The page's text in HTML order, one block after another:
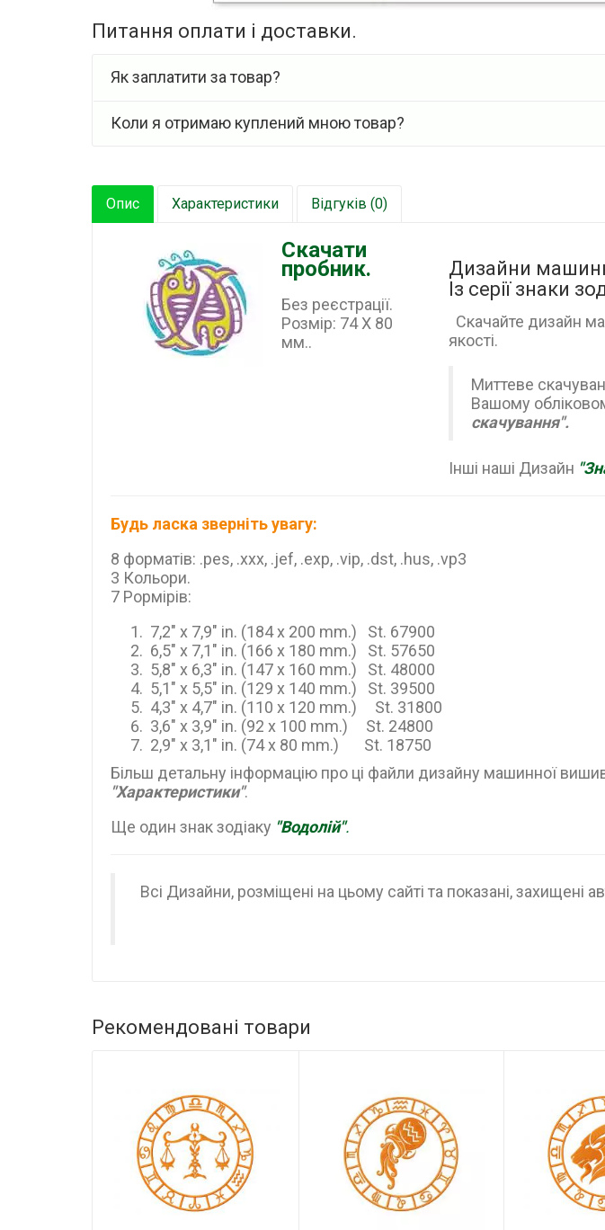
Питання оплати і доставки.
Як заплатити за товар?
Коли я отримаю куплений мною товар?
Опис Характеристики Відгуків (0)
Скачати
пробник.
Без реєстрації.
Розмір: 74 X 80
мм..
Дизайни
Із серії знаки
Скачайте дизайн
якості.
Миттеве
Вашому
скачування".
Інші наші Дизайн
Будь ласка зверніть увагу:
8 форматів: .pes, .xxx, .jef, .exp, .vip, .dst, .hus, .vp3
3 Кольори.
7 Рормірів:
7,2" x 7,9" in. (184 x 200 mm.) St. 67900
6,5" x 7,1" in. (166 x 180 mm.) St. 57650
5,8" x 6,3" in. (147 x 160 mm.) St. 48000
5,1" x 5,5" in. (129 x 140 mm.) St. 39500
4,3" x 4,7" in. (110 x 120 mm.) St. 31800
3,6" x 3,9" in. (92 x 100 mm.) St. 24800
2,9" x 3,1" in. (74 x 80 mm.) St. 18750
Більш детальну інформацію про ці файли дизайну машинної
"Характеристики".
Ще один знак зодіаку "Водолій".
Всі Дизайни, розміщені на цьому сайті та показані, захищені
Рекомендовані товари